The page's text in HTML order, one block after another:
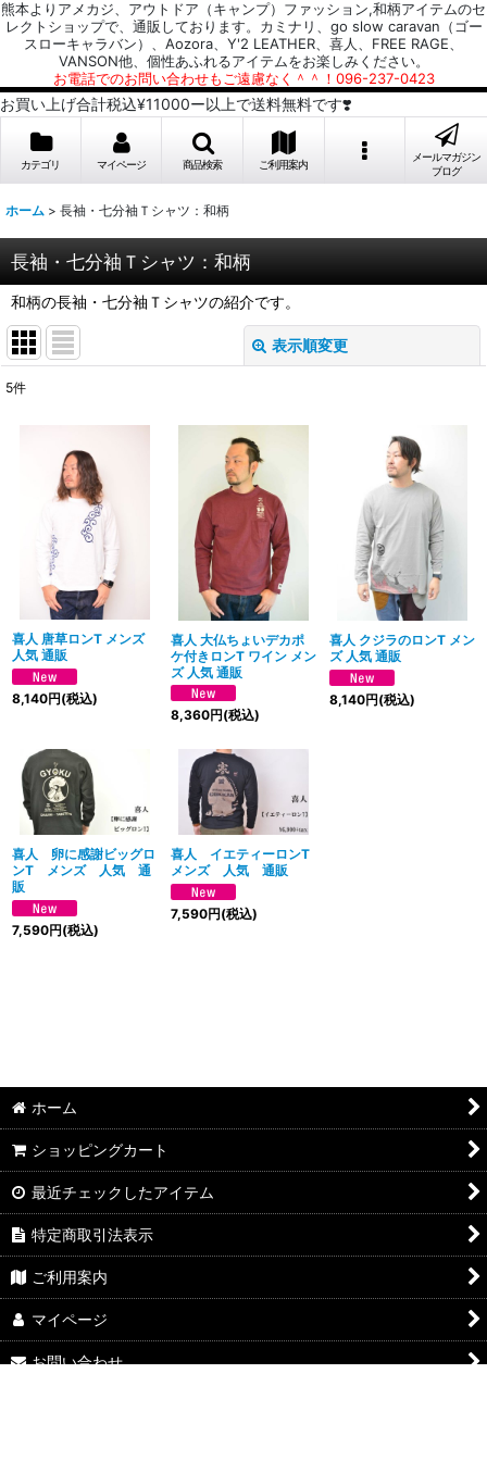
熊本よりアメカジ、アウトドア（キャンプ）ファッション,和柄アイテムのセ
レクトショップで、通販しております。カミナリ、go slow caravan（ゴー
スローキャラバン）、Aozora、Y'2 LEATHER、喜人、FREE RAGE、
VANSON他、個性あふれるアイテムをお楽しみください。
お電話でのお問い合わせもご遠慮なく＾＾！096-237-0423
お買い上げ合計税込¥11000ー以上で送料無料です❣️
カテゴリ マイページ 商品検索 ご利用案内
メールマガジン
ブログ
ホーム > 長袖・七分袖Ｔシャツ：和柄
長袖・七分袖Ｔシャツ：和柄
和柄の長袖・七分袖Ｔシャツの紹介です。
表示順変更
並び順:
絞り込む
5件
喜人 唐草ロンT メンズ
人気 通販
8,140円(税込)
喜人 大仏ちょいデカポ
ケ付きロンT ワイン メン
ズ 人気 通販
8,360円(税込)
喜人 クジラのロンT メン
ズ 人気 通販
8,140円(税込)
喜人 卵に感謝ビッグロ
ンT メンズ 人気 通
販
7,590円(税込)
喜人 イエティーロンT
メンズ 人気 通販
7,590円(税込)
ホーム
ショッピングカート
最近チェックしたアイテム
特定商取引法表示
ご利用案内
マイページ
お問い合わせ